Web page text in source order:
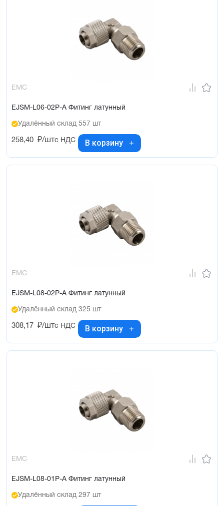
EMC
EJSM-L06-02P-A Фитинг латунный
Удалённый склад 557 шт
258,40 ₽/штс НДС В корзину
EMC
EJSM-L08-02P-A Фитинг латунный
Удалённый склад 325 шт
308,17 ₽/штс НДС В корзину
EMC
EJSM-L08-01P-A Фитинг латунный
Удалённый склад 297 шт